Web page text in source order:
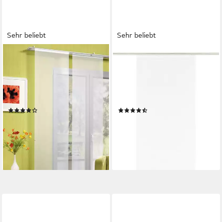
Sehr beliebt
NEUTEX FOR YOU!
St), Klettband, transparent,
Voile, Inkl. Montagezubehör,
wollweiß
lieferbar - in 1-2 Werktagen bei dir
Sehr beliebt
GARDINIA